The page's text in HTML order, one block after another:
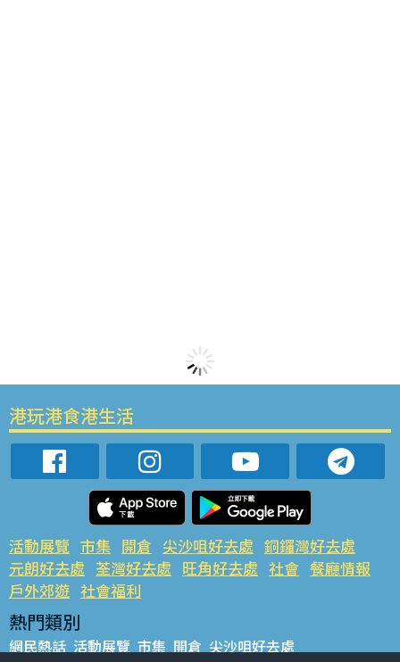
港玩港食港生活
活動展覽 市集 開倉 尖沙咀好去處 銅鑼灣好去處
元朗好去處 荃灣好去處 旺角好去處 社會 餐廳情報
戶外郊遊 社會福利
熱門類別
網民熱話 活動展覽 市集 開倉 尖沙咀好去處